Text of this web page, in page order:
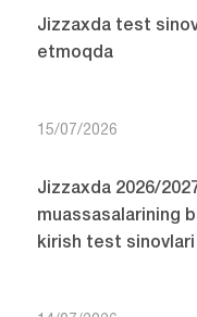
Jizzaxda test
etmoqda
15/07/2026
Jizzaxda 2026/
muassasalarining
kirish test sinovlari